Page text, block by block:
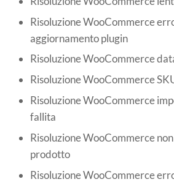
Risoluzione WooCommerce
aggiornamento plugin
Risoluzione WooCommerce
Risoluzione WooCommerce
Risoluzione WooCommerce
fallita
Risoluzione WooCommerce
prodotto
Risoluzione WooCommerce